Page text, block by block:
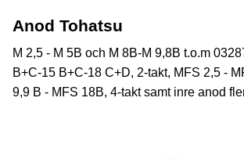
Anod Tohatsu
M 2,5 - M 5B och M 8B-M 9,8B t.o.m
B+C-15 B+C-18 C+D, 2-takt, MFS 2,5 -
9,9 B - MFS 18B, 4-takt samt inre anod